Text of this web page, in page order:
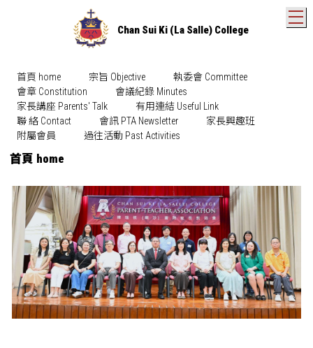
Chan Sui Ki (La Salle) College
首頁 home 宗旨 Objective
執委會 Committee
會章 Constitution
會議紀錄 Minutes
家長講座 Parents' Talk
有用連結 Useful Link
聯 絡 Contact
會訊 PTA Newsletter
家長興趣班
附屬會員
過往活動 Past Activities
首頁 home